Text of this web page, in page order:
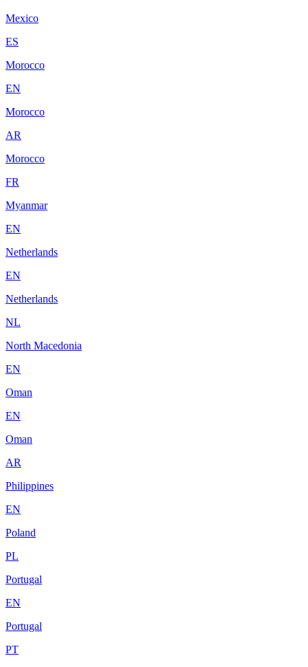
Mexico
ES
Morocco
EN
Morocco
AR
Morocco
FR
Myanmar
EN
Netherlands
EN
Netherlands
NL
North Macedonia
EN
Oman
EN
Oman
AR
Philippines
EN
Poland
PL
Portugal
EN
Portugal
PT